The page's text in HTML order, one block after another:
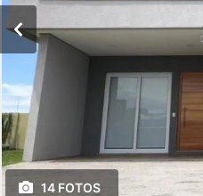
14 FOTOS